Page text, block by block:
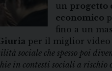
un progetto
economico
fino a un
per il miglior video
sociale che spesso poi
in contesti sociali a